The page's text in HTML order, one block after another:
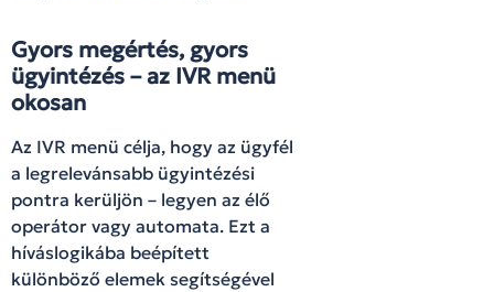
Gyors megértés, gyors
ügyintézés – az IVR menü
okosan
Az IVR menü célja, hogy az ügyfél
a legrelevánsabb ügyintézési
pontra kerüljön – legyen az élő
operátor vagy automata. Ezt a
híváslogikába beépített
különböző elemek segítségével